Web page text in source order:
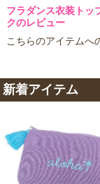
フラダンス衣装トッ
クのレビュー
こちらのアイテムへ
新着アイテム